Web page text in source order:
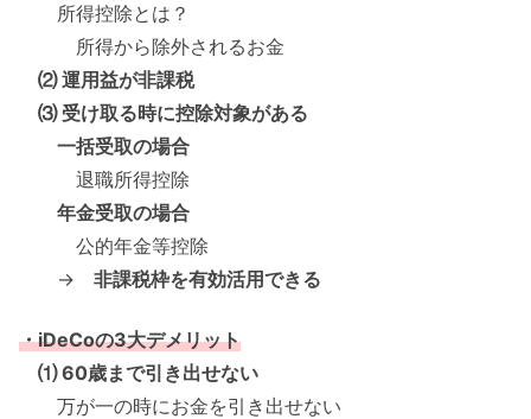
所得控除とは？
所得から除外されるお金
⑵ 運用益が非課税
⑶ 受け取る時に控除対象がある
一括受取の場合
退職所得控除
年金受取の場合
公的年金等控除
→ 非課税枠を有効活用できる
・iDeCoの3大デメリット
⑴ 60歳まで引き出せない
万が一の時にお金を引き出せない